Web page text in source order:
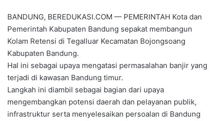
BANDUNG, BEREDUKASI.COM — PEMERINTAH Kota dan
Pemerintah Kabupaten Bandung sepakat membangun
Kolam Retensi di Tegalluar Kecamatan Bojongsoang
Kabupaten Bandung.
Hal ini sebagai upaya mengatasi permasalahan banjir yang
terjadi di kawasan Bandung timur.
Langkah ini diambil sebagai bagian dari upaya
mengembangkan potensi daerah dan pelayanan publik,
infrastruktur serta menyelesaikan persoalan di Bandung